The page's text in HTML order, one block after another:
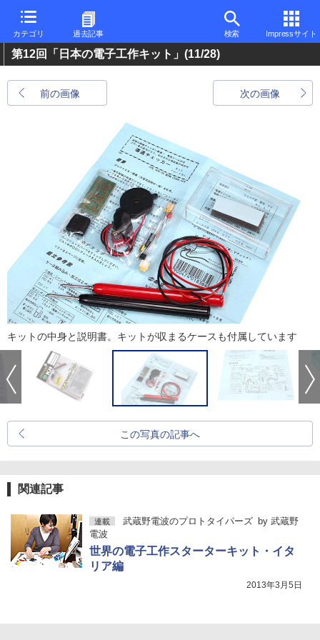
カテゴリ 過去記事 検索 Impressサイト
第12回「日本の電子工作キット」 (11/28)
前の画像 次の画像
キットの中身と説明書。キットが収まるケースも付属しています
この写真の記事へ
関連記事
連載 武蔵野電波のプロトタイパーズ by 武蔵野
電波
世界の電子工作スターターキット・イタ
リア編
2013年3月5日